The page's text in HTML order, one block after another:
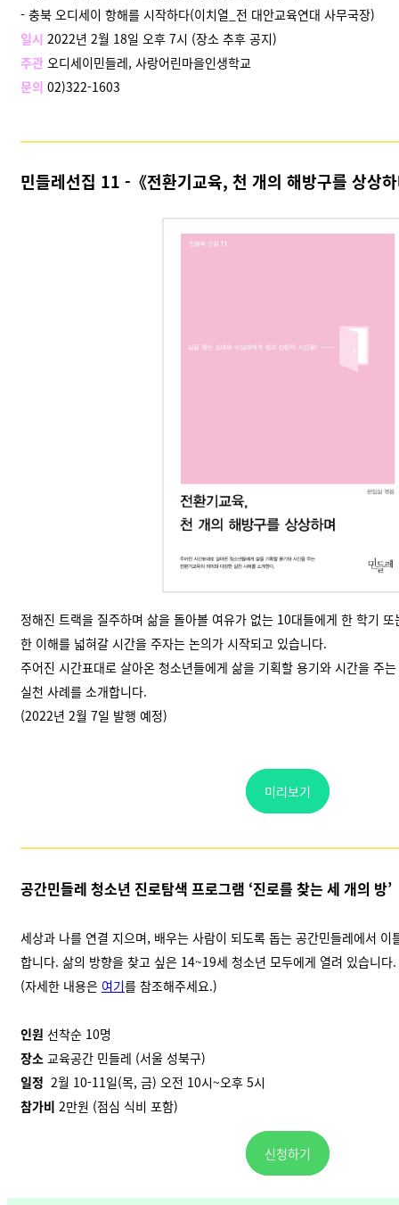
- 충북 오디세이 항해를 시작하다(이치열_전 대안교육연대 사무국장)
일시 2022년 2월 18일 오후 7시 (장소 추후 공지)
주관 오디세이민들레, 사랑어린마을인생학교
문의 02)322-1603
민들레선집 11 -《전환기교육, 천 개의 해방구를 상상
정해진 트랙을 질주하며 삶을 돌아볼 여유가 없는 10대들에게 한 학기
한 이해를 넓혀갈 시간을 주자는 논의가 시작되고 있습니다.
주어진 시간표대로 살아온 청소년들에게 삶을 기획할 용기와 시간을 주
실천 사례를 소개합니다.
(2022년 2월 7일 발행 예정)
미리보기
공간민들레 청소년 진로탐색 프로그램 ‘진로를 찾는 세 개의 방’
세상과 나를 연결 지으며, 배우는 사람이 되도록 돕는 공간민들레에서 이
합니다. 삶의 방향을 찾고 싶은 14~19세 청소년 모두에게 열려 있습니다.
(자세한 내용은 여기를 참조해주세요.)
인원 선착순 10명
장소 교육공간 민들레 (서울 성북구)
일정 2월 10-11일(목, 금) 오전 10시~오후 5시
참가비 2만원 (점심 식비 포함)
신청하기